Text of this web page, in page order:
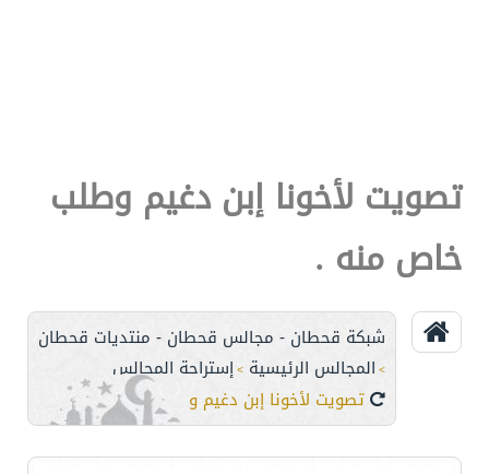
تصويت لأخونا إبن دغيم وطلب
خاص منه .
شبكة قحطان - مجالس قحطان - منتديات قحطان
> المجالس الرئيسية >إستراحة المجالس
تصويت لأخونا إبن دغيم وطلب خاص منه .